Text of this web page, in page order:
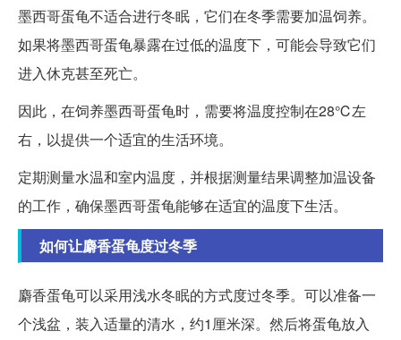
墨西哥蛋龟不适合进行冬眠，它们在冬季需要加温饲养。
如果将墨西哥蛋龟暴露在过低的温度下，可能会导致它们
进入休克甚至死亡。
因此，在饲养墨西哥蛋龟时，需要将温度控制在28℃左
右，以提供一个适宜的生活环境。
定期测量水温和室内温度，并根据测量结果调整加温设备
的工作，确保墨西哥蛋龟能够在适宜的温度下生活。
如何让麝香蛋龟度过冬季
麝香蛋龟可以采用浅水冬眠的方式度过冬季。可以准备一
个浅盆，装入适量的清水，约1厘米深。然后将蛋龟放入